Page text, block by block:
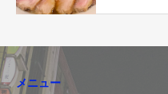
メニュー